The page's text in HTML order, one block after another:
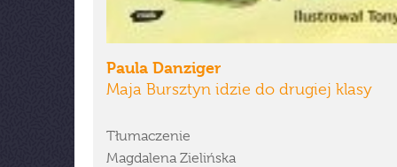
Paula Danziger
Maja Bursztyn idzie do drugiej klasy
Tłumaczenie
Magdalena Zielińska